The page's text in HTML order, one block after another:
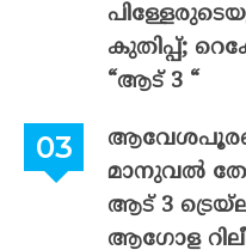
കുതിപ്പ്;
“ആട് 3 “
മാനുവൽ
ആട് 3
ആഗോള